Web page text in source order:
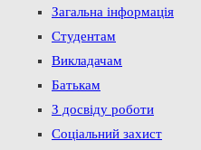
Загальна інформація
Студентам
Викладачам
Батькам
З досвіду роботи
Соціальний захист